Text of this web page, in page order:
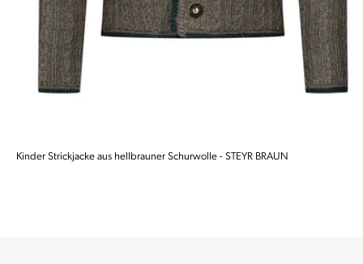
Kinder Strickjacke aus hellbrauner Schurwolle - STEYR BRAUN